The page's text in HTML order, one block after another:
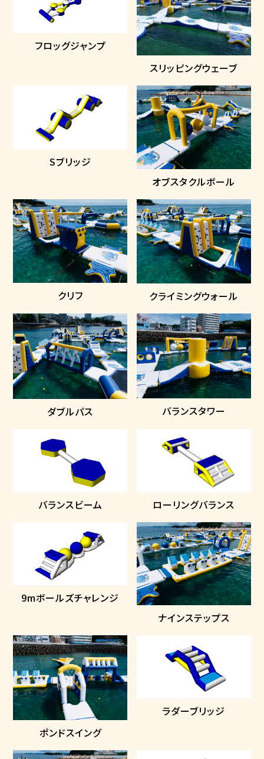
フロッグジャンプ
スリッピングウェーブ
Sブリッジ
オブスタクルボール
クリフ クライミングウォール
ダブルパス バランスタワー
バランスビーム ローリングバランス
9mボールズチャレンジ
ナインステップス
ポンドスイング
ラダーブリッジ